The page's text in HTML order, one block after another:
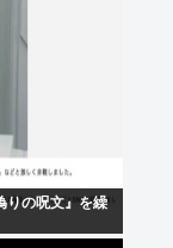
りの呪文』を繰